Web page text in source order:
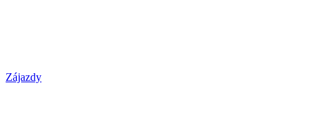
Zájazdy